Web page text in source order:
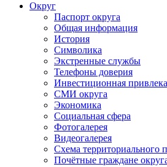
Округ
Паспорт округа
Общая информация
История
Символика
Экстренные службы
Телефоны доверия
Инвестиционная
СМИ округа
Экономика
Социальная сфера
Фотогалерея
Видеогалерея
Схема территориального
Почётные граждане